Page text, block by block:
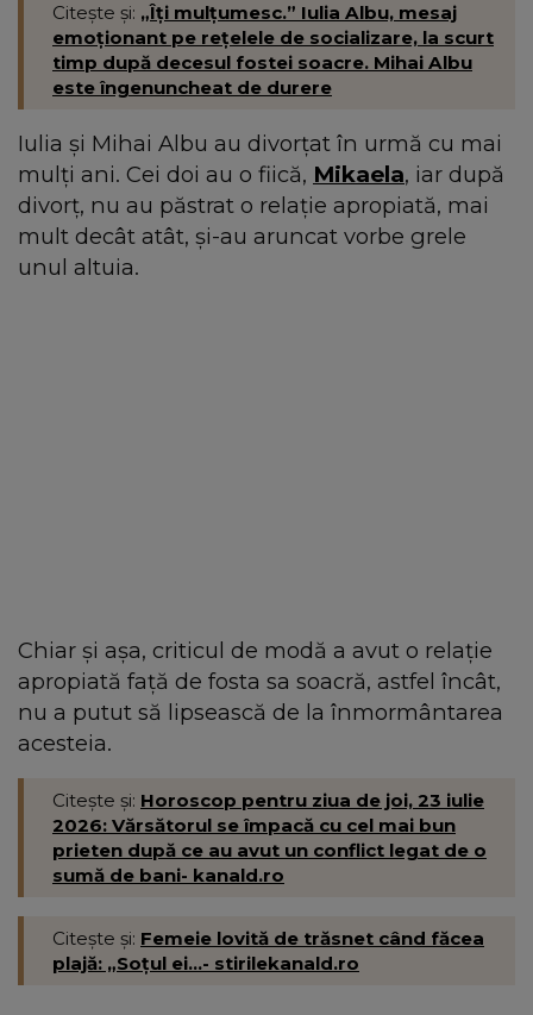
Citește și: „Îți mulțumesc.” Iulia Albu, mesaj
emoționant pe rețelele de socializare, la scurt
timp după decesul fostei soacre. Mihai Albu
este îngenuncheat de durere
Iulia și Mihai Albu au divorțat în urmă cu mai
mulți ani. Cei doi au o fiică, Mikaela, iar după
divorț, nu au păstrat o relație apropiată, mai
mult decât atât, și-au aruncat vorbe grele
unul altuia.
Chiar și așa, criticul de modă a avut o relație
apropiată față de fosta sa soacră, astfel încât,
nu a putut să lipsească de la înmormântarea
acesteia.
Citește și: Horoscop pentru ziua de joi, 23 iulie
2026: Vărsătorul se împacă cu cel mai bun
prieten după ce au avut un conflict legat de o
sumă de bani- kanald.ro
Citește și: Femeie lovită de trăsnet când făcea
plajă: „Soțul ei...- stirilekanald.ro